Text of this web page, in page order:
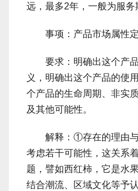
远，最多2年，一般为服务
事项：产品市场属性定
要求：明确出这个产品
义，明确出这个产品的使
个产品的生命周期、非实
及其他可能性。
解释：①存在的理由与
考虑若干可能性，这关系
题，譬如西红柿，它是水
结合潮流、区域文化等予